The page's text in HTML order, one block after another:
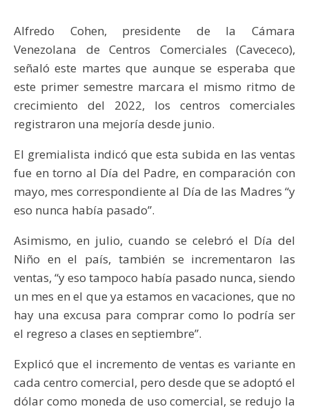
Alfredo Cohen, presidente de la Cámara
Venezolana de Centros Comerciales (Cavececo),
señaló este martes que aunque se esperaba que
este primer semestre marcara el mismo ritmo de
crecimiento del 2022, los centros comerciales
registraron una mejoría desde junio.
El gremialista indicó que esta subida en las ventas
fue en torno al Día del Padre, en comparación con
mayo, mes correspondiente al Día de las Madres “y
eso nunca había pasado”.
Asimismo, en julio, cuando se celebró el Día del
Niño en el país, también se incrementaron las
ventas, “y eso tampoco había pasado nunca, siendo
un mes en el que ya estamos en vacaciones, que no
hay una excusa para comprar como lo podría ser
el regreso a clases en septiembre”.
Explicó que el incremento de ventas es variante en
cada centro comercial, pero desde que se adoptó el
dólar como moneda de uso comercial, se redujo la